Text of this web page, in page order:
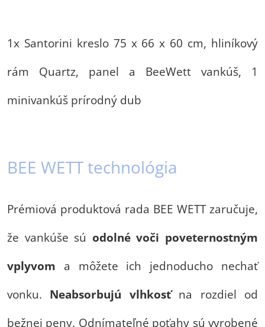
1x Santorini kreslo 75 x 66 x 60 cm, hliníkový
rám Quartz, panel a BeeWett vankúš, 1
minivankúš prírodný dub
BEE WETT technológia
Prémiová produktová rada BEE WETT zaručuje,
že vankúše sú odolné voči poveternostným
vplyvom a môžete ich jednoducho nechať
vonku. Neabsorbujú vlhkosťna rozdiel od
bežnej peny. Odnímateľné poťahy sú vyrobené